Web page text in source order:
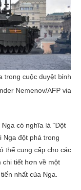
trong cuộc duyệt binh
Nemenov/AFP via
Nga có nghĩa là “Đột
Nga đột phá trong
thể cung cấp cho các
chi tiết hơn về một
nhất của Nga.